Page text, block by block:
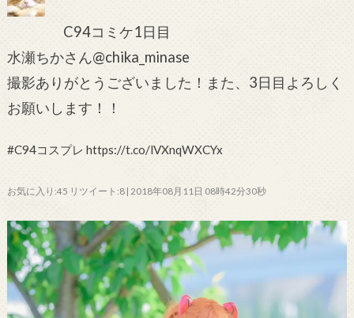
C94コミケ1日目
水瀬ちかさん@chika_minase
撮影ありがとうございました！また、3日目よろしく
お願いします！！
#C94コスプレ https://t.co/lVXnqWXCYx
お気に入り:45 リツイート:8 | 2018年08月11日 08時42分30秒